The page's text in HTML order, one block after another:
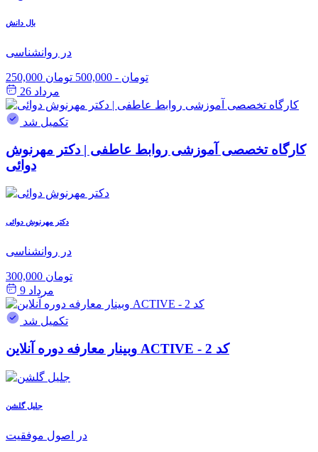
بال دانش
در روانشناسی
250,000 تومان - 500,000 تومان
مرداد 26
تکمیل شد
کارگاه تخصصی آموزشی روابط عاطفی | دکتر مهرنوش
دوائی
دکتر مهرنوش دوائی
در روانشناسی
300,000 تومان
مرداد 9
تکمیل شد
وبینار معارفه دوره آنلاین ACTIVE - کد 2
جلیل گلشن
در اصول موفقیت